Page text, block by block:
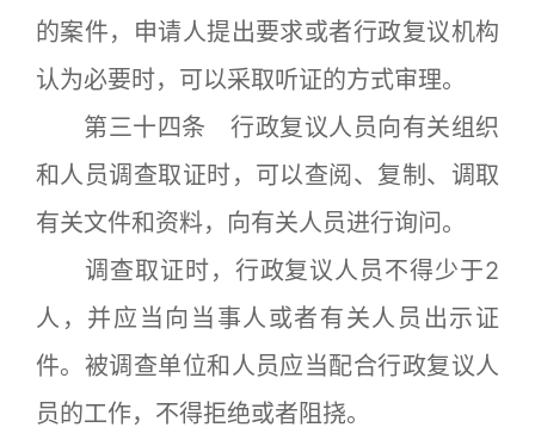
的案件，申请人提出要求或者行政复议机构
认为必要时，可以采取听证的方式审理。
第三十四条 行政复议人员向有关组织
和人员调查取证时，可以查阅、复制、调取
有关文件和资料，向有关人员进行询问。
调查取证时，行政复议人员不得少于2
人，并应当向当事人或者有关人员出示证
件。被调查单位和人员应当配合行政复议人
员的工作，不得拒绝或者阻挠。